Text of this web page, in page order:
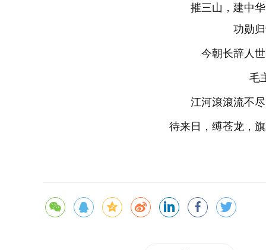
摧三山，建中
功勋
今朝长辞人
毛
江河滾滾流不
待来日，缚苍龙，